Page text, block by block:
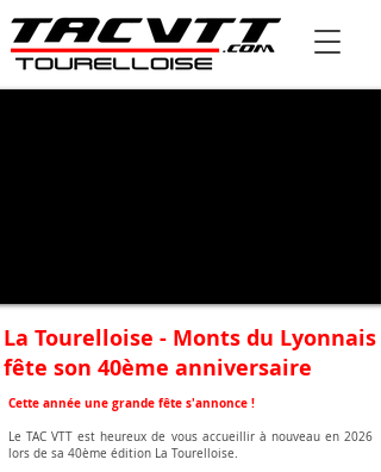
La Tourelloise - Monts du Lyonnais
fête son 40ème anniversaire
Cette année une grande fête s'annonce !
Le TAC VTT est heureux de vous accueillir à nouveau en 2026
lors de sa 40ème édition La Tourelloise.